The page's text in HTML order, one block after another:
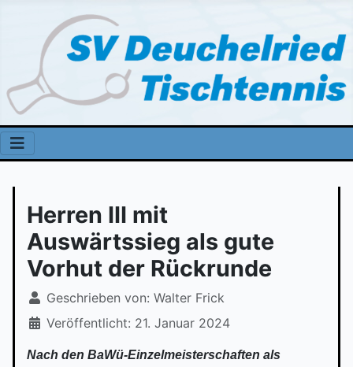
Herren III mit
Auswärtssieg als gute
Vorhut der Rückrunde
Geschrieben von: Walter Frick
Veröffentlicht: 21. Januar 2024
Nach den BaWü-Einzelmeisterschaften als